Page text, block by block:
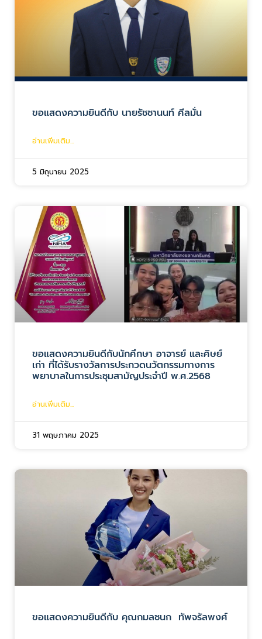
ขอแสดงความยินดีกับ นายรัชชานนท์ ศีลมั่น
อ่านเพิ่มเติม...
5 มิถุนายน 2025
ขอแสดงความยินดีกับนักศึกษา อาจารย์ และศิษย์
เก่า ที่ได้รับรางวัลการประกวดนวัตกรรมทางการ
พยาบาลในการประชุมสามัญประจำปี พ.ศ.2568
อ่านเพิ่มเติม...
31 พฤษภาคม 2025
ขอแสดงความยินดีกับ คุณกมลชนก ทัพจรัลพงศ์